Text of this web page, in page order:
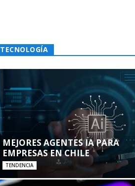
TECNOLOGÍA
MEJORES AGENTES IA PARA
EMPRESAS EN CHILE
TENDENCIA